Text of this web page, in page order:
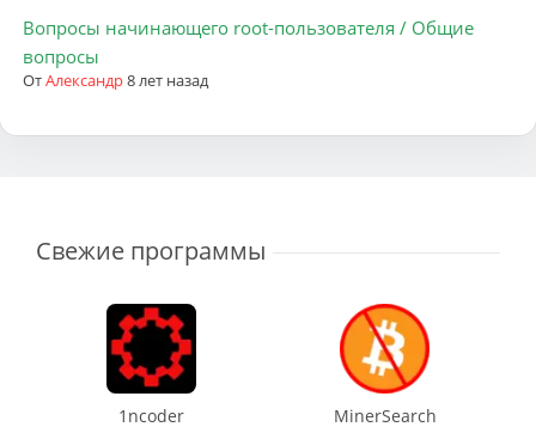
Вопросы начинающего root-пользователя / Общие
вопросы
ОтАлександр8 лет назад
Свежие программы
1ncoder MinerSearch